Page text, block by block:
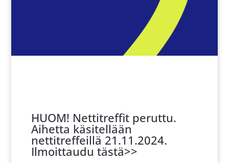
HUOM! Nettitreffit peruttu.
Aihetta käsitellään
nettitreffeillä 21.11.2024.
Ilmoittaudu tästä>>